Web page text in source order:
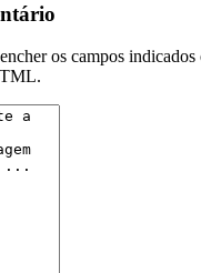
os campos